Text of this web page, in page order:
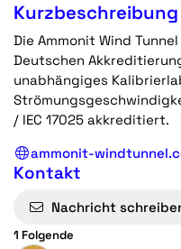
Kurzbeschreibung
Die Ammonit Wind
Deutschen
unabhängiges
/ IEC 17025 akkreditiert.
ammonit-
Kontakt
Nachricht
1 Folgende